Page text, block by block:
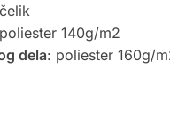
140g/m2
dela: poliester 160g/